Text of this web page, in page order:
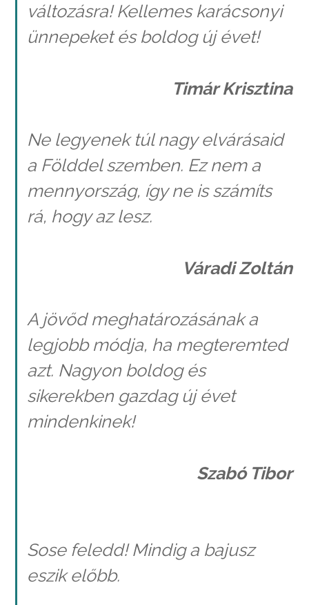
változásra! Kellemes karácsonyi
ünnepeket és boldog új évet!
Timár Krisztina
Ne legyenek túl nagy elvárásaid
a Földdel szemben. Ez nem a
mennyország, így ne is számíts
rá, hogy az lesz.
Váradi Zoltán
A jövőd meghatározásának a
legjobb módja, ha megteremted
azt. Nagyon boldog és
sikerekben gazdag új évet
mindenkinek!
Szabó Tibor
Sose feledd! Mindig a bajusz
eszik előbb.